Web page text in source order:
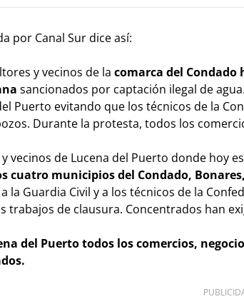
por Canal Sur dice así:
y vecinos de la comarca del Condado
sancionados por captación ilegal de
Puerto evitando que los técnicos de la
Durante la protesta, todos los
vecinos de Lucena del Puerto donde hoy
cuatro municipios del Condado,
la Guardia Civil y a los técnicos de la
trabajos de clausura. Concentrados han
del Puerto todos los comercios,
.